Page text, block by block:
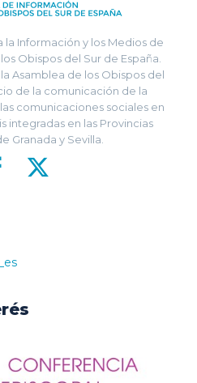
la Información y los Medios de
Obispos del Sur de España.
Asamblea de los Obispos del
de la comunicación de la
comunicaciones sociales en
integradas en las Provincias
Granada y Sevilla.